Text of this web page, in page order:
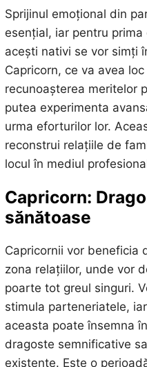
Sprijinul emoțional din
esențial, iar pentru
acești nativi se vor simți
Capricorn, ce va avea
recunoașterea meritelor
putea experimenta
urma eforturilor lor.
reconstrui relațiile de
locul în mediul
Capricorn:
sănătoase
Capricornii vor beneficia
zona relațiilor, unde vor
poarte tot greul singuri.
stimula parteneriatele,
aceasta poate însemna
dragoste semnificative
existente. Este o